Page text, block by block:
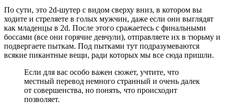
По сути, это 2d-шутер с видом сверху вниз, в котором вы
ходите и стреляете в голых мужчин, даже если они выглядят
как младенцы в 2d. После этого сражаетесь с финальными
боссами (все они горячие девчули), отправляете их в тюрьму и
подвергаете пыткам. Под пытками тут подразумеваются
всякие пикантные вещи, ради которых мы все сюда пришли.
Если для вас особо важен сюжет, учтите, что
местный перевод немного странный и очень далек
от совершенства, но понять, что происходит
позволяет.